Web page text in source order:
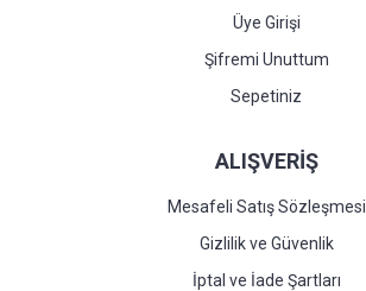
Üye Girişi
Şifremi Unuttum
Sepetiniz
ALIŞVERİŞ
Mesafeli Satış Sözleşmesi
Gizlilik ve Güvenlik
İptal ve İade Şartları